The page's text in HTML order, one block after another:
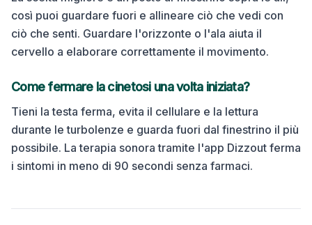
così puoi guardare fuori e allineare ciò che vedi con
ciò che senti. Guardare l'orizzonte o l'ala aiuta il
cervello a elaborare correttamente il movimento.
Come fermare la cinetosi una volta iniziata?
Tieni la testa ferma, evita il cellulare e la lettura
durante le turbolenze e guarda fuori dal finestrino il più
possibile. La terapia sonora tramite l'app Dizzout ferma
i sintomi in meno di 90 secondi senza farmaci.